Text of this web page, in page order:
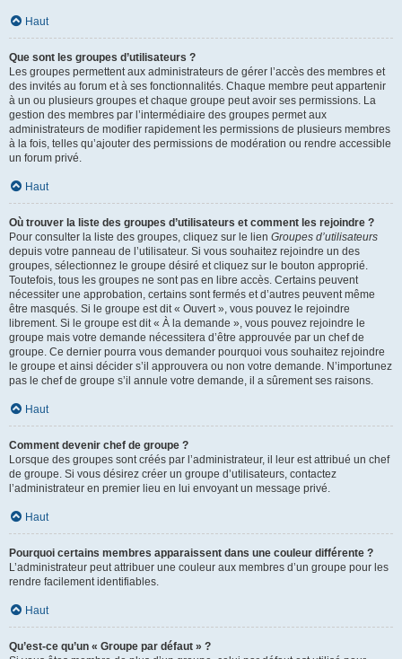
Haut
Que sont les groupes d’utilisateurs ?
Les groupes permettent aux administrateurs de gérer l’accès des membres et
des invités au forum et à ses fonctionnalités. Chaque membre peut appartenir
à un ou plusieurs groupes et chaque groupe peut avoir ses permissions. La
gestion des membres par l’intermédiaire des groupes permet aux
administrateurs de modifier rapidement les permissions de plusieurs membres
à la fois, telles qu’ajouter des permissions de modération ou rendre accessible
un forum privé.
Haut
Où trouver la liste des groupes d’utilisateurs et comment les rejoindre ?
Pour consulter la liste des groupes, cliquez sur le lien Groupes d’utilisateurs
depuis votre panneau de l’utilisateur. Si vous souhaitez rejoindre un des
groupes, sélectionnez le groupe désiré et cliquez sur le bouton approprié.
Toutefois, tous les groupes ne sont pas en libre accès. Certains peuvent
nécessiter une approbation, certains sont fermés et d’autres peuvent même
être masqués. Si le groupe est dit « Ouvert », vous pouvez le rejoindre
librement. Si le groupe est dit « À la demande », vous pouvez rejoindre le
groupe mais votre demande nécessitera d’être approuvée par un chef de
groupe. Ce dernier pourra vous demander pourquoi vous souhaitez rejoindre
le groupe et ainsi décider s’il approuvera ou non votre demande. N’importunez
pas le chef de groupe s’il annule votre demande, il a sûrement ses raisons.
Haut
Comment devenir chef de groupe ?
Lorsque des groupes sont créés par l’administrateur, il leur est attribué un chef
de groupe. Si vous désirez créer un groupe d’utilisateurs, contactez
l’administrateur en premier lieu en lui envoyant un message privé.
Haut
Pourquoi certains membres apparaissent dans une couleur différente ?
L’administrateur peut attribuer une couleur aux membres d’un groupe pour les
rendre facilement identifiables.
Haut
Qu’est-ce qu’un « Groupe par défaut » ?